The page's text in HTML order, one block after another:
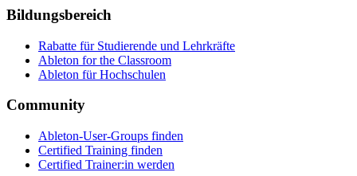
Bildungsbereich
Rabatte für Studierende und Lehrkräfte
Ableton for the Classroom
Ableton für Hochschulen
Community
Ableton-User-Groups finden
Certified Training finden
Certified Trainer:in werden